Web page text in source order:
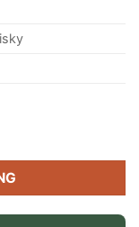
số lượng